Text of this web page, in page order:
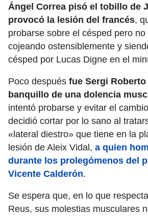
Ángel Correa pisó el tobillo de
provocó la lesión del francés,
probarse sobre el césped pero
cojeando ostensiblemente y
césped por Lucas Digne en el
Poco después fue Sergi
banquillo de una dolencia
intentó probarse y evitar el
decidió cortar por lo sano al
«lateral diestro» que tiene en la
lesión de Aleix Vidal, a quien
durante los prolegómenos del
Vicente Calderón.
Se espera que, en lo que
Reus, sus molestias musculares